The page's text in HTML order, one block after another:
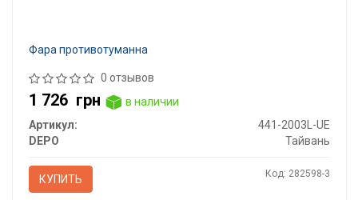
Фара противотуманна
0 отзывов
1 726 грн
в наличии
Артикул:
441-2003L-UE
DEPO
Тайвань
КУПИТЬ Код: 282598-3